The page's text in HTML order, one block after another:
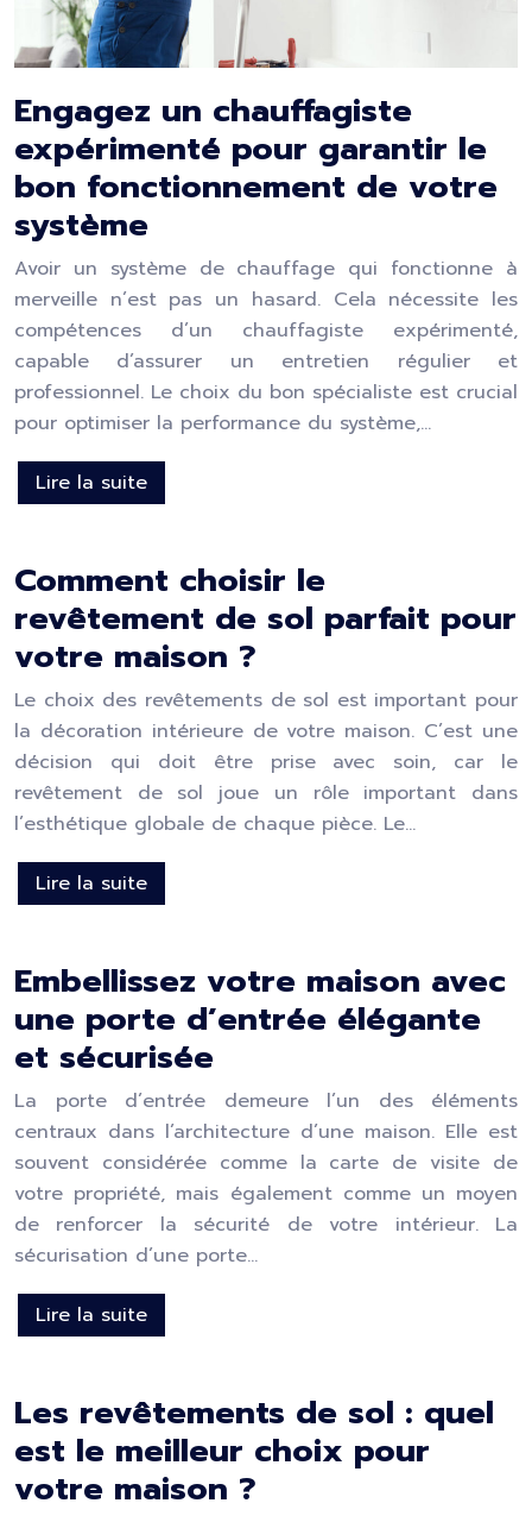
Engagez un chauffagiste
expérimenté pour garantir le
bon fonctionnement de votre
système
Avoir un système de chauffage qui fonctionne à
merveille n’est pas un hasard. Cela nécessite les
compétences d’un chauffagiste expérimenté,
capable d’assurer un entretien régulier et
professionnel. Le choix du bon spécialiste est crucial
pour optimiser la performance du système,…
Lire la suite
Comment choisir le
revêtement de sol parfait pour
votre maison ?
Le choix des revêtements de sol est important pour
la décoration intérieure de votre maison. C’est une
décision qui doit être prise avec soin, car le
revêtement de sol joue un rôle important dans
l’esthétique globale de chaque pièce. Le…
Lire la suite
Embellissez votre maison avec
une porte d’entrée élégante
et sécurisée
La porte d’entrée demeure l’un des éléments
centraux dans l’architecture d’une maison. Elle est
souvent considérée comme la carte de visite de
votre propriété, mais également comme un moyen
de renforcer la sécurité de votre intérieur. La
sécurisation d’une porte…
Lire la suite
Les revêtements de sol : quel
est le meilleur choix pour
votre maison ?